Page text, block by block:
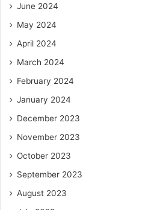
June 2024
May 2024
April 2024
March 2024
February 2024
January 2024
December 2023
November 2023
October 2023
September 2023
August 2023